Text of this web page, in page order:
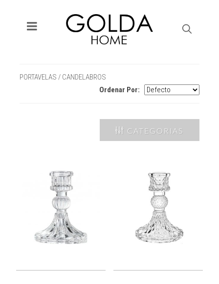
PORTAVELAS / CANDELABROS
Ordenar Por:
CATEGORIAS